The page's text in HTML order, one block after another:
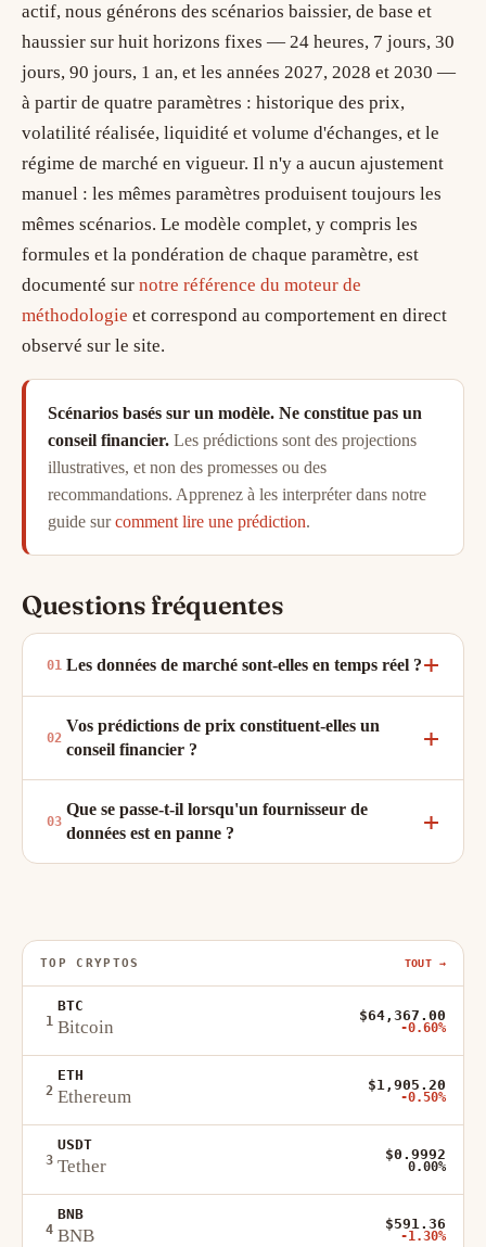
actif, nous générons des scénarios baissier, de base et
haussier sur huit horizons fixes — 24 heures, 7 jours, 30
jours, 90 jours, 1 an, et les années 2027, 2028 et 2030 —
à partir de quatre paramètres : historique des prix,
volatilité réalisée, liquidité et volume d'échanges, et le
régime de marché en vigueur. Il n'y a aucun ajustement
manuel : les mêmes paramètres produisent toujours les
mêmes scénarios. Le modèle complet, y compris les
formules et la pondération de chaque paramètre, est
documenté sur notre référence du moteur de
méthodologie et correspond au comportement en direct
observé sur le site.
Scénarios basés sur un modèle. Ne constitue pas un
conseil financier. Les prédictions sont des projections
illustratives, et non des promesses ou des
recommandations. Apprenez à les interpréter dans notre
guide surcomment lire une prédiction.
Questions fréquentes
Les données de marché sont-elles en temps réel ?
Vos prédictions de prix constituent-elles un
conseil financier ?
Que se passe-t-il lorsqu'un fournisseur de
données est en panne ?
TOP CRYPTOS TOUT →
1
BTC
Bitcoin
$64,367.00
-0.60%
2
ETH
Ethereum
$1,905.20
-0.50%
3
USDT
Tether
$0.9992
0.00%
4
BNB
BNB
$591.36
-1.30%